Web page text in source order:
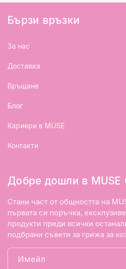
Бързи връзки
За нас
Доставка
Връщане
Блог
Кариери в MUSE
Контакти
Добре дошли в MUSE
Стани част от общността на
първата си поръчка,
продукти преди всички
подбрани съвети за грижа за
Имейл